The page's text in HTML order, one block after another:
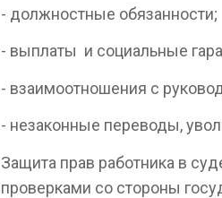
- должностные обязанности;
- выплаты и социальные
- взаимоотношения с
- незаконные переводы,
Защита прав работника в
проверками со стороны